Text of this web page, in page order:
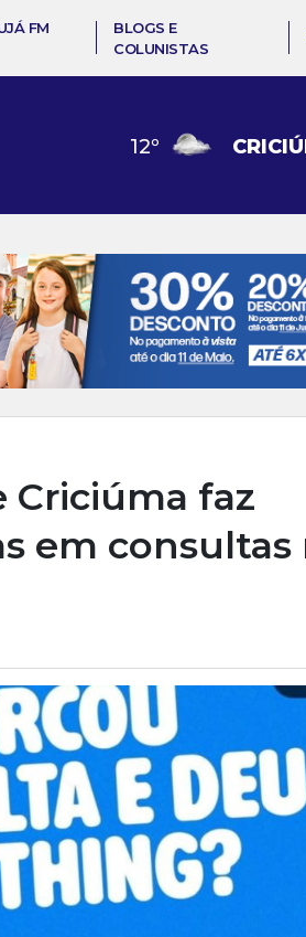
FM
BLOGS E
COLUNISTAS
12º
Criciúma faz
em consultas